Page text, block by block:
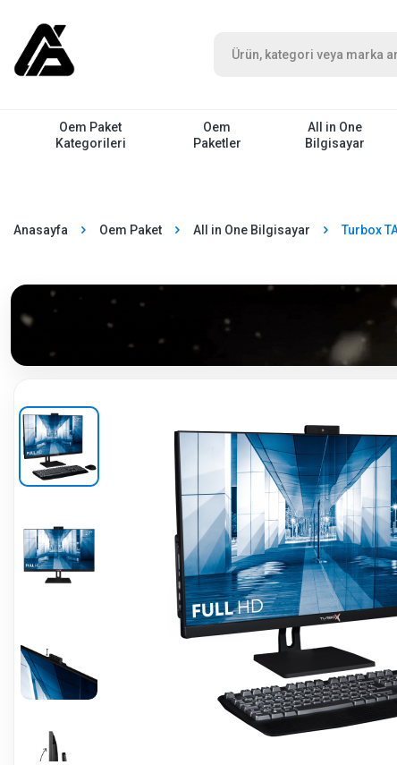
Oem Paket
Kategorileri
Oem
Paketler
All in One
Bilgisayar
Anasayfa Oem Paket All in One Bilgisayar Turbox